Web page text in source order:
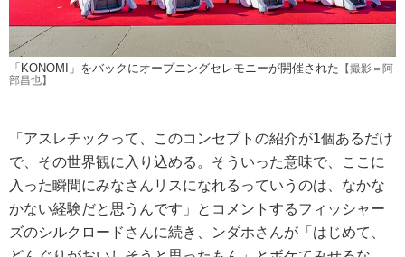
「KONOMI」をバックにオープニングセレモニーが開催された 【撮影＝阿
部昌也】
「アスレチックって、このコンセプトの紹介が1個あるだけ
で、その世界観に入り込める。そういった意味で、ここに
入った瞬間にみなさんリスになれるっていうのは、なかな
かない経験だと思うんです」とコメントするフィッシャー
ズのシルクロードさんに続き、ンダホさんが「はじめて、